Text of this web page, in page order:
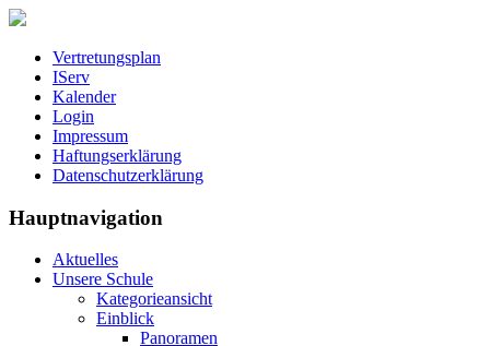
Vertretungsplan
IServ
Kalender
Login
Impressum
Haftungserklärung
Datenschutzerklärung
Hauptnavigation
Aktuelles
Unsere Schule
Kategorieansicht
Einblick
Panoramen